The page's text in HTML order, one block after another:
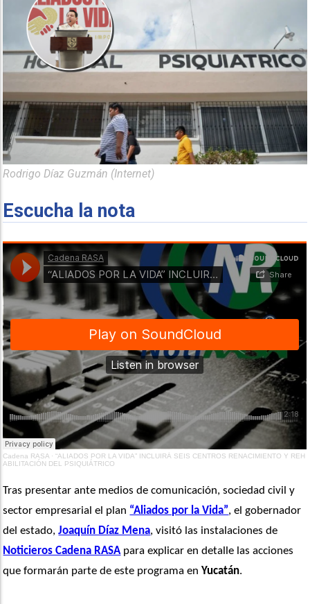
Rodrigo Díaz Guzmán (Internet)
Escucha la nota
Cadena RASA ·“ALIADOS POR LA VIDA” INCLUIRÁ SEIS CENTROS RENACIMIENTO Y REH
ABILITACIÓN DEL PSIQUIÁTRICO
Tras presentar ante medios de comunicación, sociedad civil y
sector empresarial el plan “Aliados por la Vida”, el gobernador
del estado, Joaquín Díaz Mena
Noticieros Cadena RASA para explicar en detalle las acciones
que formarán parte de este programa en Yucatán.